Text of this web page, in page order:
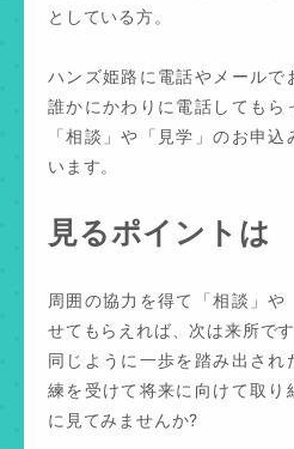
としている方。
ハンズ姫路に電話やメールで
誰かにかわりに電話してもら
「相談」や「見学」のお申
います。
見るポイントは
周囲の協力を得て「相談」や
せてもらえれば、次は来所です
同じように一歩を踏み出され
練を受けて将来に向けて取り
に見てみませんか?